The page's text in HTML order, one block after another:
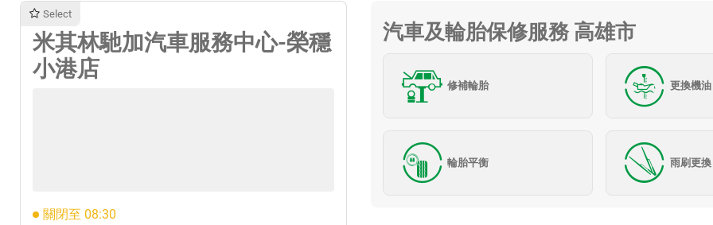
Select
米其林馳加汽車服務中心-榮穩
小港店
關閉至 08:30
汽車及輪胎保修服務 高雄市
修補輪胎 更換機油
輪胎平衡 雨刷更換